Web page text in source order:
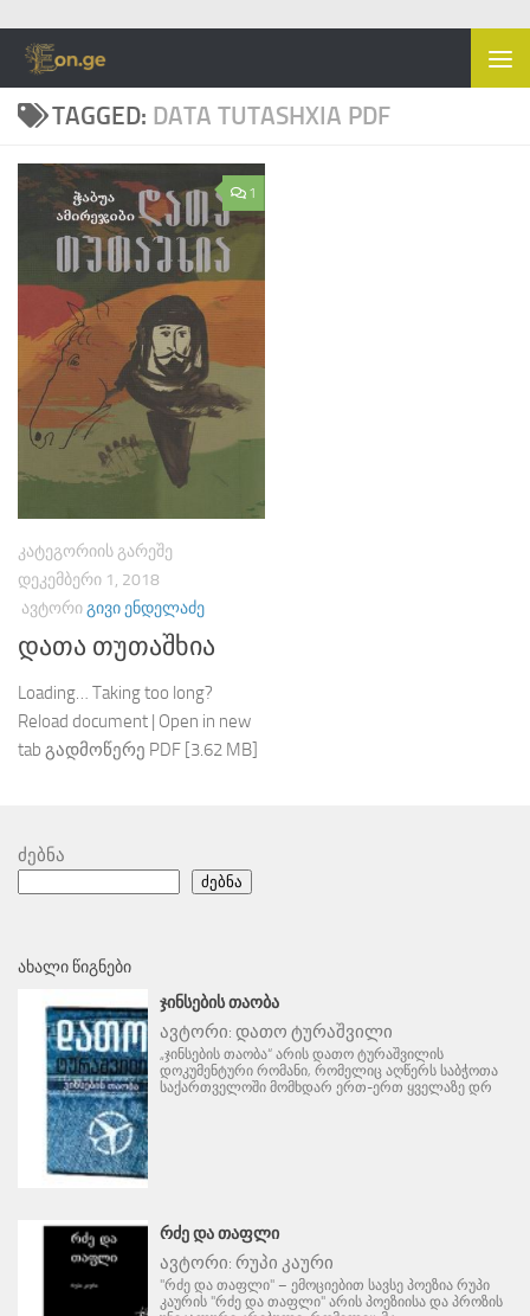
Skip to content
TAGGED: DATA TUTASHXIA PDF
1
ᲙᲐᲢᲔᲒᲝᲠᲘᲘᲡ ᲒᲐᲠᲔᲨᲔ
ᲓᲔᲙᲔᲛᲑᲔᲠᲘ 1, 2018
ᲐᲕᲢᲝᲠᲘᲒᲘᲕᲘ ᲔᲜᲓᲔᲚᲐᲫᲔ
დათა თუთაშხია
Loading… Taking too long?
Reload document | Open in new
tab გადმოწერე PDF [3.62 MB]
ძებნა
ძებნა
ᲐᲮᲐᲚᲘ ᲬᲘᲒᲜᲔᲑᲘ
ᲯᲘᲜᲡᲔᲑᲘᲡ ᲗᲐᲝᲑᲐ
ავტორი: დათო ტურაშვილი
„ჯინსების თაობა“ არის დათო ტურაშვილის
დოკუმენტური რომანი, რომელიც აღწერს საბჭოთა
საქართველოში მომხდარ ერთ-ერთ ყველაზე დრ
ᲠᲫᲔ ᲓᲐ ᲗᲐᲤᲚᲘ
ავტორი: რუპი კაური
"რძე და თაფლი" – ემოციებით სავსე პოეზია რუპი
კაურის "რძე და თაფლი" არის პოეზიისა და პროზის